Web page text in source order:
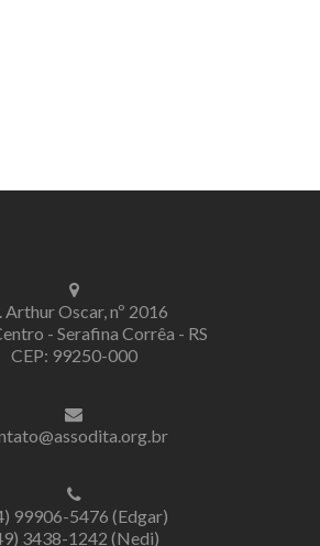
Arthur Oscar, nº 2016
- Serafina Corrêa - RS
CEP: 99250-000
99906-5476 (Edgar)
3438-1242 (Nedi)